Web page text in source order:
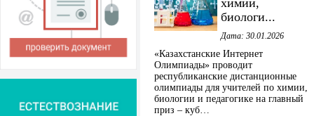
химии,
биологи...
Дата: 30.01.2026
«Казахстанские Интернет
Олимпиады» проводит
республиканские дистанционные
олимпиады для учителей по химии,
биологии и педагогике на главный
приз – куб…